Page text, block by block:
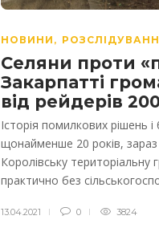
PLAY
НОВИНИ ,
Селяни проти
Закарпатті
від рейдерів
Історія помилкових рішень
щонайменше 20 років,
Королівську територіальну
практично без
13.04.2021 0 3824